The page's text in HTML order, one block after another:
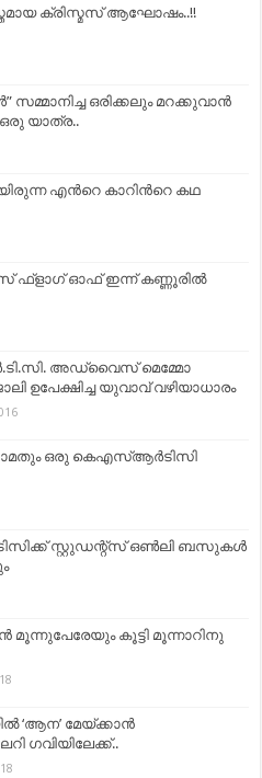
ക്രിസ്മസ് ആഘോഷം..!!
ഒരിക്കലും മറക്കുവാൻ
യാത്ര..
എന്‍റെ കാറിന്‍റെ കഥ
ഫ്ളാഗ് ഓഫ് ഇന്ന് കണ്ണൂരില്‍
അഡ്വൈസ് മെമ്മോ
ഉപേക്ഷിച്ച യുവാവ്‌ വഴിയാധാരം
ഒരു കെഎസ്ആർടിസി
സ്റ്റുഡന്റ്‌സ് ഒണ്‍ലി ബസുകള്‍
കൂട്ടി മൂന്നാറിനു
‘ആന’ മേയ്ക്കാൻ
ഗവിയിലേക്ക്..